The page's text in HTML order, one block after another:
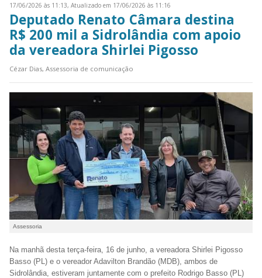
17/06/2026 às 11:13, Atualizado em 17/06/2026 às 11:16
Deputado Renato Câmara destina
R$ 200 mil a Sidrolândia com apoio
da vereadora Shirlei Pigosso
Cézar Dias, Assessoria de comunicação
Assessoria
Na manhã desta terça-feira, 16 de junho, a vereadora Shirlei Pigosso
Basso (PL) e o vereador Adavilton Brandão (MDB), ambos de
Sidrolândia, estiveram juntamente com o prefeito Rodrigo Basso (PL)